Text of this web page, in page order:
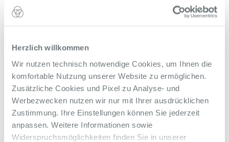
Herzlich willkommen
Wir nutzen technisch notwendige Cookies, um Ihnen die
komfortable Nutzung unserer Website zu ermöglichen.
Zusätzliche Cookies und Pixel zu Analyse- und
Werbezwecken nutzen wir nur mit Ihrer ausdrücklichen
Zustimmung. Ihre Einstellungen können Sie jederzeit
anpassen. Weitere Informationen sowie
Widerspruchsmöglichkeiten finden Sie in unserer
Verfügbarkeit in der Versorgung Schwerverletzter auszeichnen. Die
Kliniken müssen zum Beispiel eine unfallchirurgische
verfügen. Auch bestimmte Ausstattungsmerkmale, zum Beispiel
Computertomographieanlagen, Not-OP-Räume, Intensivstation
sowie eine Blutbank müssen vorgewiesen werden.
<link>Seit Mitte Juli 2015 ist das Alfried Krupp Krankenhaus in
Rüttenscheid „Regionales Traumazentrum“. Das Krankenhaus in
Essen-Steele wurde 2014 zum „Lokalen Traumazentrum“
zertifiziert.